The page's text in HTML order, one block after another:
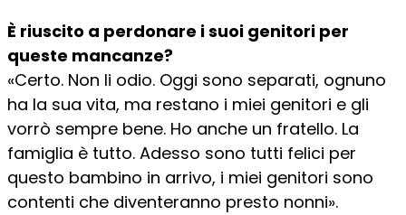
È riuscito a perdonare i suoi genitori per
queste mancanze?
«Certo. Non li odio. Oggi sono separati, ognuno
ha la sua vita, ma restano i miei genitori e gli
vorrò sempre bene. Ho anche un fratello. La
famiglia è tutto. Adesso sono tutti felici per
questo bambino in arrivo, i miei genitori sono
contenti che diventeranno presto nonni».